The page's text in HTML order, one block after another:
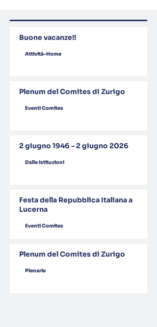
Buone vacanze!!
Attività-Home
Plenum del Comites di Zurigo
Eventi Comites
2 giugno 1946 – 2 giugno 2026
Dalle Istituzioni
Festa della Repubblica Italiana a
Lucerna
Eventi Comites
Plenum del Comites di Zurigo
Plenarie